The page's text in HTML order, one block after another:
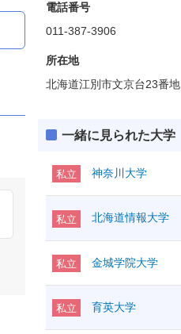
電話番号
011-387-3906
所在地
北海道江別市文京台23番地
一緒に見られた大学
私立 神奈川大学
私立 北海道情報大学
私立 金城学院大学
私立 育英大学